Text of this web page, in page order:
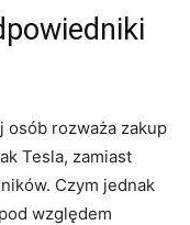
osób rozważa zakup
⁣Tesla, zamiast
Czym jednak
względem